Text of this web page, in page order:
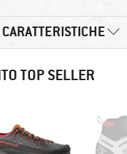
TOP SELLER